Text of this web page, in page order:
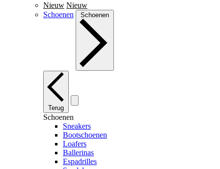
Nieuw Nieuw
Schoenen
Schoenen
Terug
Schoenen
Sneakers
Bootschoenen
Loafers
Ballerinas
Espadrilles